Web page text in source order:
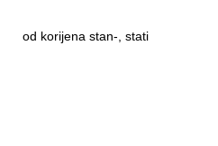
od korijena stan-, stati